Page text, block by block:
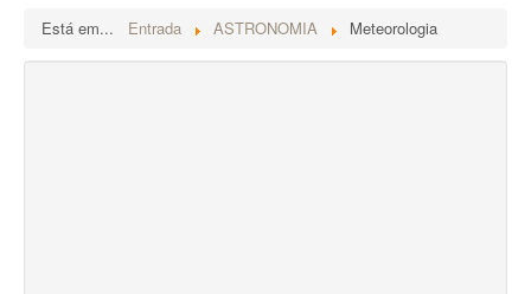
Está em... Entrada ASTRONOMIA Meteorologia